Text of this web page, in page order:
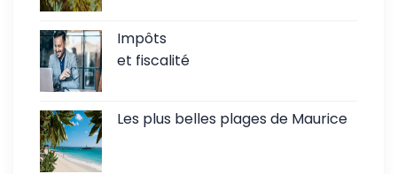
Impôts
et fiscalité
Les plus belles plages de Maurice